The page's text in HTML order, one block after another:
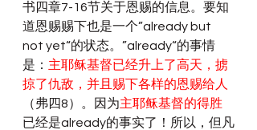
书四章7-16节关于恩赐的信息。要知
道恩赐赐下也是一个”already but
not yet“的状态。”already“的事情
是： 主耶稣基督已经升上了高天，掳
掠了仇敌，并且赐下各样的恩赐给人
（弗四8）。因为主耶稣基督的得胜
已经是already的事实了！所以，但凡